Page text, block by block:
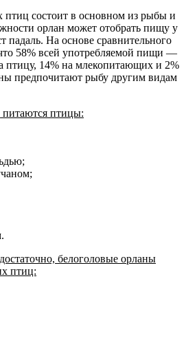
состоит в основном из рыбы и
орлан может отобрать пищу у
падаль. На основе сравнительного
58% всей употребляемой пищи —
птицу, 14% на млекопитающих и 2%
предпочитают рыбу другим видам
питаются птицы:
белоголовые орланы
птиц: